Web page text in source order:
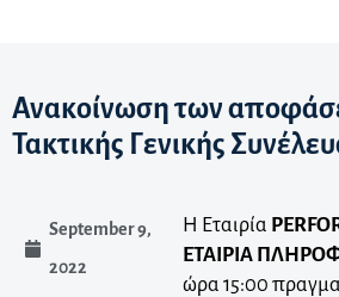
Ανακοίνωση των
Τακτικής Γενικής
September 9,
2022
Η Εταιρία
ΕΤΑΙΡΙΑ
ώρα 15:00